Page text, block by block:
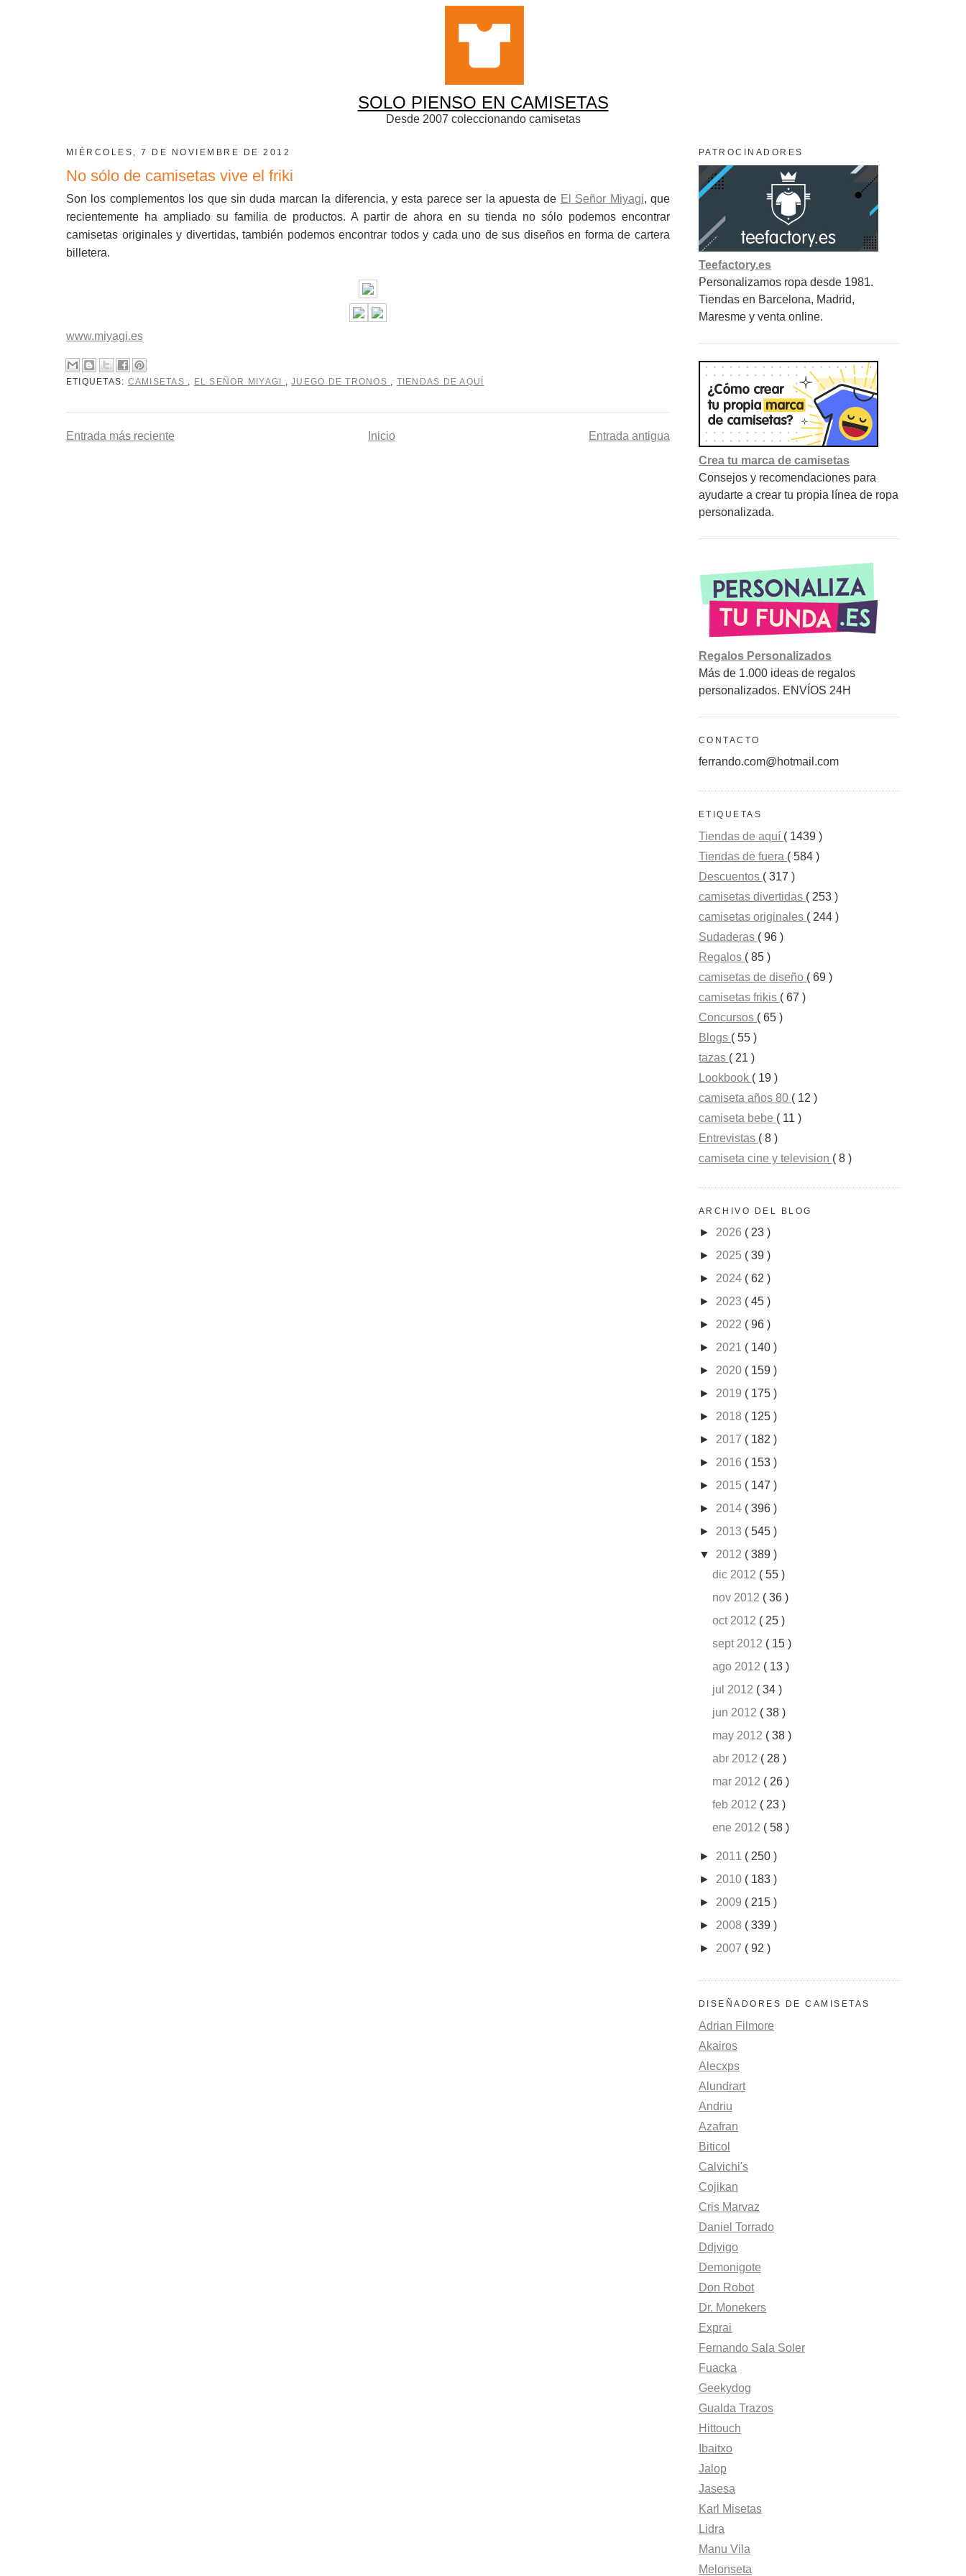
SOLO PIENSO EN CAMISETAS
Desde 2007 coleccionando camisetas
MIÉRCOLES, 7 DE NOVIEMBRE DE 2012
No sólo de camisetas vive el friki
Son los complementos los que sin duda marcan la diferencia, y esta parece ser la apuesta de El Señor Miyagi, que
recientemente ha ampliado su familia de productos. A partir de ahora en su tienda no sólo podemos encontrar
camisetas originales y divertidas, también podemos encontrar todos y cada uno de sus diseños en forma de cartera
billetera.
www.miyagi.es
ETIQUETAS: CAMISETAS , EL SEÑOR MIYAGI ,JUEGO DE TRONOS , TIENDAS DE AQUÍ
Entrada más reciente Entrada antigua
Inicio
PATROCINADORES
Teefactory.es
Personalizamos ropa desde 1981.
Tiendas en Barcelona, Madrid,
Maresme y venta online.
Crea tu marca de camisetas
Consejos y recomendaciones para
ayudarte a crear tu propia línea de ropa
personalizada.
Regalos Personalizados
Más de 1.000 ideas de regalos
personalizados. ENVÍOS 24H
CONTACTO
ferrando.com@hotmail.com
ETIQUETAS
Tiendas de aquí ( 1439 )
Tiendas de fuera ( 584 )
Descuentos ( 317 )
camisetas divertidas ( 253 )
camisetas originales ( 244 )
Sudaderas ( 96 )
Regalos ( 85 )
camisetas de diseño ( 69 )
camisetas frikis ( 67 )
Concursos ( 65 )
Blogs ( 55 )
tazas ( 21 )
Lookbook ( 19 )
camiseta años 80 ( 12 )
camiseta bebe ( 11 )
Entrevistas ( 8 )
camiseta cine y television ( 8 )
ARCHIVO DEL BLOG
► 2026 ( 23 )
► 2025 ( 39 )
► 2024 ( 62 )
► 2023 ( 45 )
► 2022 ( 96 )
► 2021 ( 140 )
► 2020 ( 159 )
► 2019 ( 175 )
► 2018 ( 125 )
► 2017 ( 182 )
► 2016 ( 153 )
► 2015 ( 147 )
► 2014 ( 396 )
► 2013 ( 545 )
▼ 2012 ( 389 )
dic 2012 ( 55 )
nov 2012 ( 36 )
oct 2012 ( 25 )
sept 2012 ( 15 )
ago 2012 ( 13 )
jul 2012 ( 34 )
jun 2012 ( 38 )
may 2012 ( 38 )
abr 2012 ( 28 )
mar 2012 ( 26 )
feb 2012 ( 23 )
ene 2012 ( 58 )
► 2011 ( 250 )
► 2010 ( 183 )
► 2009 ( 215 )
► 2008 ( 339 )
► 2007 ( 92 )
DISEÑADORES DE CAMISETAS
Adrian Filmore
Akairos
Alecxps
Alundrart
Andriu
Azafran
Biticol
Calvichi's
Cojikan
Cris Marvaz
Daniel Torrado
Ddjvigo
Demonigote
Don Robot
Dr. Monekers
Exprai
Fernando Sala Soler
Fuacka
Geekydog
Gualda Trazos
Hittouch
Ibaitxo
Jalop
Jasesa
Karl Misetas
Lidra
Manu Vila
Melonseta